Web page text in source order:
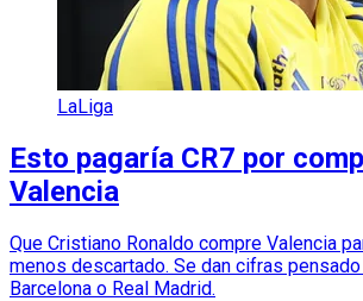
LaLiga
Esto pagaría CR7 por
Valencia
Que Cristiano Ronaldo compre Valencia
menos descartado. Se dan cifras
Barcelona o Real Madrid.